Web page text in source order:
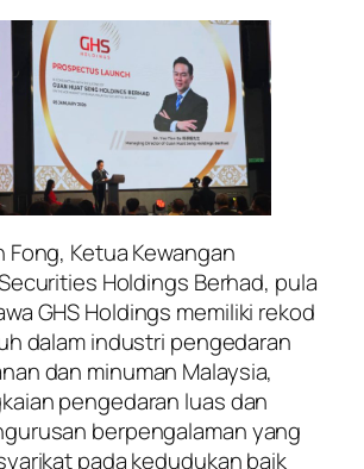
Fong, Ketua Kewangan
Holdings Berhad, pula
GHS Holdings memiliki rekod
dalam industri pengedaran
dan minuman Malaysia,
pengedaran luas dan
berpengalaman yang
pada kedudukan baik